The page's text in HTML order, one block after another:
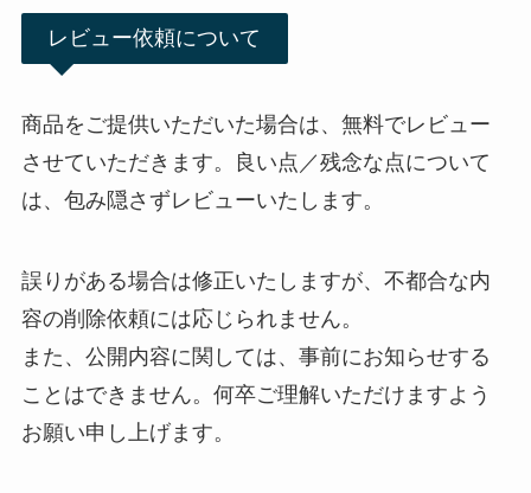
レビュー依頼について
商品をご提供いただいた場合は、無料でレビュー
させていただきます。良い点／残念な点について
は、包み隠さずレビューいたします。
誤りがある場合は修正いたしますが、不都合な内
容の削除依頼には応じられません。
また、公開内容に関しては、事前にお知らせする
ことはできません。何卒ご理解いただけますよう
お願い申し上げます。